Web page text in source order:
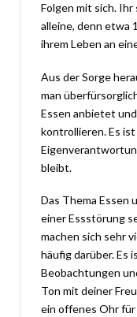
Folgen mit sich.
alleine, denn etwa
ihrem Leben an
Aus der Sorge
man
Essen anbietet
kontrollieren. Es
bleibt.
Das Thema Essen
einer Essstörung
machen sich sehr
häufig darüber. Es
Beobachtungen
Ton mit deiner
ein offenes Ohr für